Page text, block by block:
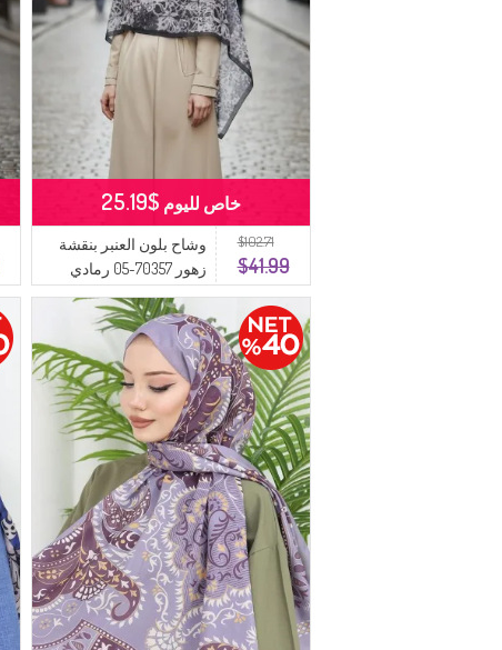
$102.71
$41.99
وشاح بلون العنبر بنقشة
زهور 70357-05 رمادي
دخاني
خاص لليوم $25.19